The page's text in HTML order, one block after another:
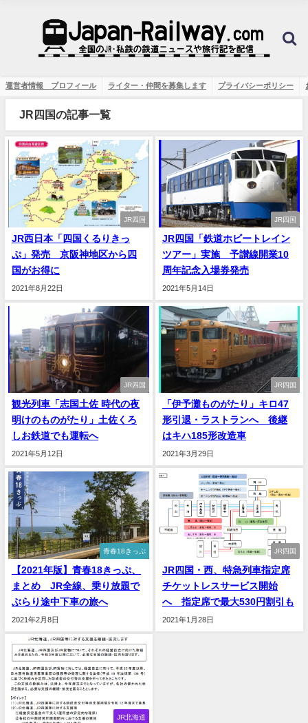
運営者情報 プロフィール ライター・仲間を募集します プライバシーポリシー
JR四国の記事一覧
JR四国
JR西日本「四国くるりきっ
ぷ」発売 京阪神地区から四
国がお得に
2021年8月22日
JR四国
JR四国「鉄道ホビートレイン
ツアー」実施 予讃線開業10
周年記念入場券発売
2021年5月14日
JR四国
観光列車「志国土佐 時代の夜
明けのものがたり」土佐くろ
しお鉄道でも運転へ
2021年5月12日
JR四国
「伊予灘ものがたり」キロ47
形引退・ラストランへ 後継
はキハ185形改造車
2021年3月29日
青春18きっぷ
【2021年版】青春18きっぷ、
まとめ JR全線、乗り放題で
ぶらり途中下車の旅へ
2021年2月8日
JR四国
JR四国・西、特急列車指定席
チケットレスサービス開始
へ 指定席で最大530円割引も
2021年1月28日
JR北海道